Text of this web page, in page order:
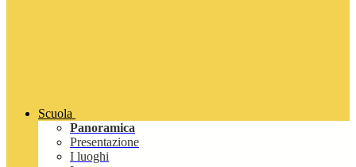
Scuola
Panoramica
Presentazione
I luoghi